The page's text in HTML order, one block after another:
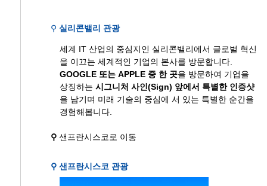
⚲ 실리콘밸리 관광
세계 IT 산업의 중심지인 실리콘밸리에서 글로벌 혁신
을 이끄는 세계적인 기업의 본사를 방문합니다.
GOOGLE 또는 APPLE 중 한 곳을 방문하여 기업을
상징하는 시그니처 사인(Sign) 앞에서 특별한 인증샷
을 남기며 미래 기술의 중심에 서 있는 특별한 순간을
경험해봅니다.
⚲ 샌프란시스코로 이동
⚲ 샌프란시스코 관광